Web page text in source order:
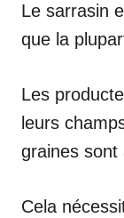
Le sarrasin
que la
Les
leurs
graines sont
Cela